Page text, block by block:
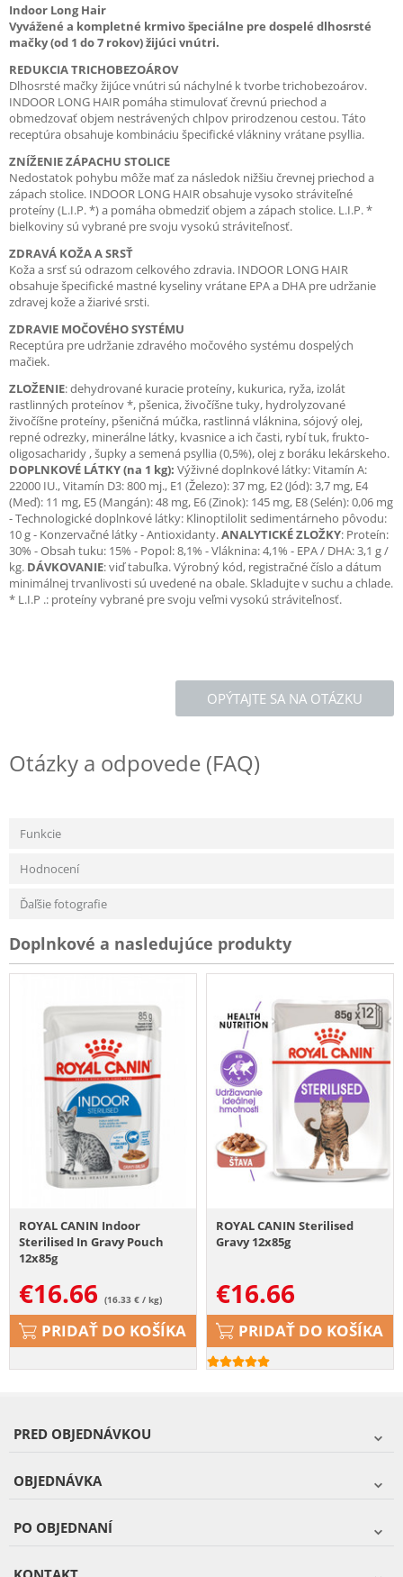
Indoor Long Hair
Vyvážené a kompletné krmivo špeciálne pre dospelé dlhosrsté
mačky (od 1 do 7 rokov) žijúci vnútri.
REDUKCIA TRICHOBEZOÁROV
Dlhosrsté mačky žijúce vnútri sú náchylné k tvorbe trichobezoárov.
INDOOR LONG HAIR pomáha stimulovať črevnú priechod a
obmedzovať objem nestrávených chlpov prirodzenou cestou. Táto
receptúra obsahuje kombináciu špecifické vlákniny vrátane psyllia.
ZNÍŽENIE ZÁPACHU STOLICE
Nedostatok pohybu môže mať za následok nižšiu črevnej priechod a
zápach stolice. INDOOR LONG HAIR obsahuje vysoko stráviteľné
proteíny (L.I.P. *) a pomáha obmedziť objem a zápach stolice. L.I.P. *
bielkoviny sú vybrané pre svoju vysokú stráviteľnosť.
ZDRAVÁ KOŽA A SRSŤ
Koža a srsť sú odrazom celkového zdravia. INDOOR LONG HAIR
obsahuje špecifické mastné kyseliny vrátane EPA a DHA pre udržanie
zdravej kože a žiarivé srsti.
ZDRAVIE MOČOVÉHO SYSTÉMU
Receptúra pre udržanie zdravého močového systému dospelých
mačiek.
ZLOŽENIE: dehydrované kuracie proteíny, kukurica, ryža, izolát
rastlinných proteínov *, pšenica, živočíšne tuky, hydrolyzované
živočíšne proteíny, pšeničná múčka, rastlinná vláknina, sójový olej,
repné odrezky, minerálne látky, kvasnice a ich časti, rybí tuk, frukto-
oligosacharidy , šupky a semená psyllia (0,5%), olej z boráku lekárskeho.
DOPLNKOVÉ LÁTKY (na 1 kg): Výživné doplnkové látky: Vitamín A:
22000 IU., Vitamín D3: 800 mj., E1 (Železo): 37 mg, E2 (Jód): 3,7 mg, E4
(Meď): 11 mg, E5 (Mangán): 48 mg, E6 (Zinok): 145 mg, E8 (Selén): 0,06 mg
- Technologické doplnkové látky: Klinoptilolit sedimentárneho pôvodu:
10 g - Konzervačné látky - Antioxidanty.ANALYTICKÉ ZLOŽKY: Proteín:
30% - Obsah tuku: 15% - Popol: 8,1% - Vláknina: 4,1% - EPA / DHA: 3,1 g /
kg. DÁVKOVANIE: viď tabuľka. Výrobný kód, registračné číslo a dátum
minimálnej trvanlivosti sú uvedené na obale. Skladujte v suchu a chlade.
* L.I.P .: proteíny vybrané pre svoju veľmi vysokú stráviteľnosť.
OPÝTAJTE SA NA OTÁZKU
Otázky a odpovede (FAQ)
Funkcie
Hodnocení
Ďaľšie fotografie
Doplnkové a nasledujúce produkty
ROYAL CANIN Indoor
Sterilised In Gravy Pouch
12x85g
€16.66 (16.33 € / kg)
PRIDAŤ DO KOŠÍKA
ROYAL CANIN Sterilised
Gravy 12x85g
€16.66
PRIDAŤ DO KOŠÍKA
PRED OBJEDNÁVKOU
OBJEDNÁVKA
PO OBJEDNANÍ